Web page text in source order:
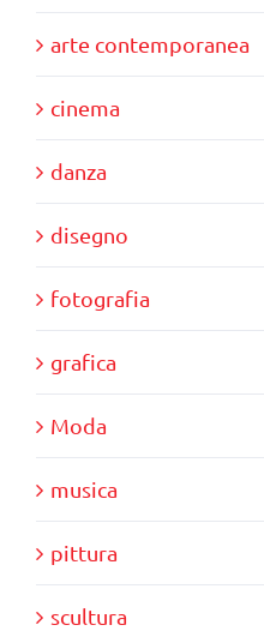
arte contemporanea
cinema
danza
disegno
fotografia
grafica
Moda
musica
pittura
scultura